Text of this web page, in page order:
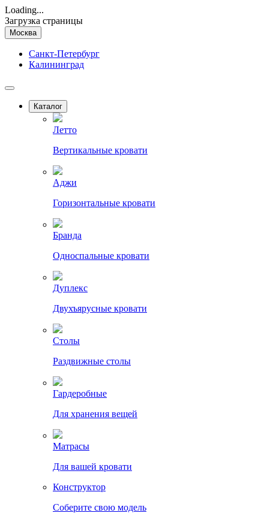
Loading...
Загрузка страницы
Москва
Санкт-Петербург
Калининград
Каталог
Летто
Вертикальные кровати
Аджи
Горизонтальные кровати
Бранда
Односпальные кровати
Дуплекс
Двухъярусные кровати
Столы
Раздвижные столы
Гардеробные
Для хранения вещей
Матрасы
Для вашей кровати
Конструктор
Соберите свою модель